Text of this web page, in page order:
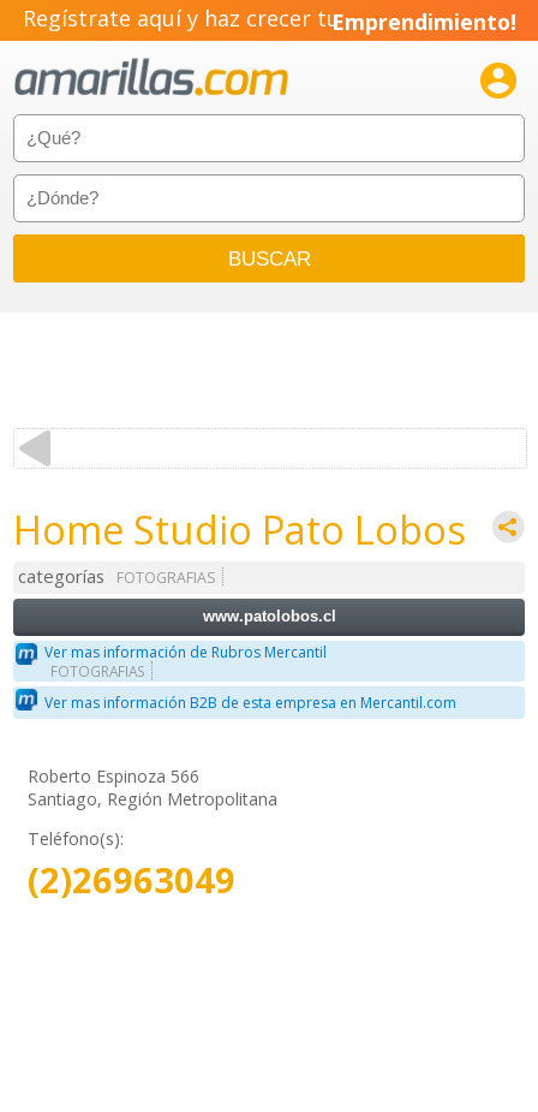
Regístrate aquí y haz crecer tuEmprendimiento!

Home Studio Pato Lobos
categorías FOTOGRAFIAS
www.patolobos.cl
Ver mas información de Rubros Mercantil
FOTOGRAFIAS
Ver mas información B2B de esta empresa en Mercantil.com
Roberto Espinoza 566
Santiago, Región Metropolitana
Teléfono(s):
(2)26963049